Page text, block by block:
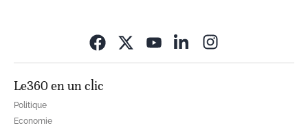
Le360 en un clic
Politique
Economie